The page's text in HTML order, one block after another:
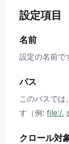
設定項目
名前
設定の名前で
パス
このパスでは
す（例: file:/,
クロール対